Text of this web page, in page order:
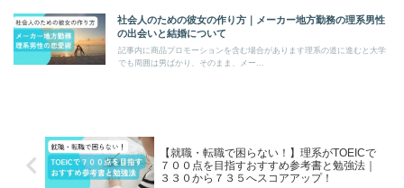
社会人のための彼女の作り方｜メーカー地方勤務の理系男性
の出会いと結婚について
記事内に商品プロモーションを含む場合があります理系の道に進むと大学
でも周囲は男ばかり、そのまま、メー...
【就職・転職で困らない！】理系がTOEICで
７００点を目指すおすすめ参考書と勉強法｜
３３０から７３５へスコアアップ！